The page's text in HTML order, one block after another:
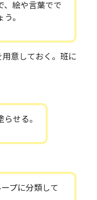
、絵や言葉でで
。
意しておく。班に
せる。
プに分類して